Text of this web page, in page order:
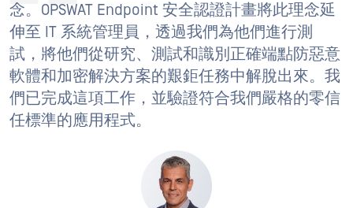
念。OPSWAT Endpoint 安全認證計畫將此理念延
伸至 IT 系統管理員，透過我們為他們進行測
試，將他們從研究、測試和識別正確端點防惡意
軟體和加密解決方案的艱鉅任務中解脫出來。我
們已完成這項工作，並驗證符合我們嚴格的零信
任標準的應用程式。